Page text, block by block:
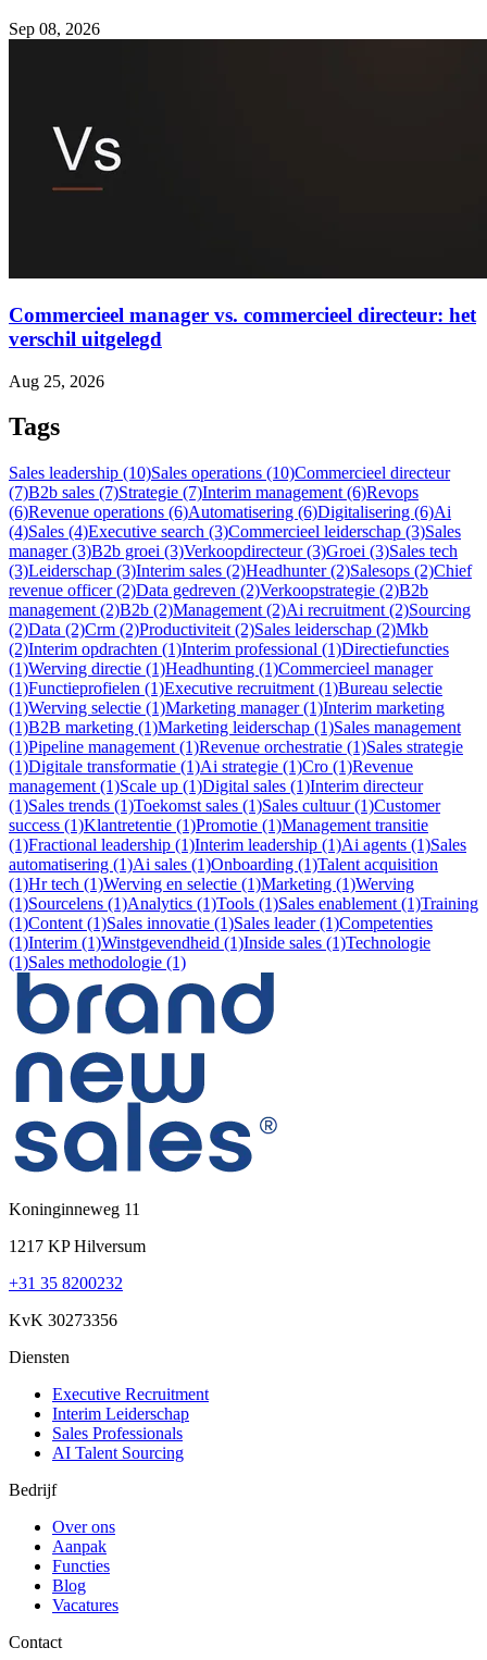
Sep 08, 2026
Commercieel manager vs. commercieel directeur: het
verschil uitgelegd
Aug 25, 2026
Tags
Sales leadership (10)Sales operations (10)Commercieel directeur
(7)B2b sales (7)Strategie (7)Interim management (6)Revops
(6)Revenue operations (6)Automatisering (6)Digitalisering (6)Ai
(4)Sales (4)Executive search (3)Commercieel leiderschap (3)Sales
manager (3)B2b groei (3)Verkoopdirecteur (3)Groei (3)Sales tech
(3)Leiderschap (3)Interim sales (2)Headhunter (2)Salesops (2)Chief
revenue officer (2)Data gedreven (2)Verkoopstrategie (2)B2b
management (2)B2b (2)Management (2)Ai recruitment (2)Sourcing
(2)Data (2)Crm (2)Productiviteit (2)Sales leiderschap (2)Mkb
(2)Interim opdrachten (1)Interim professional (1)Directiefuncties
(1)Werving directie (1)Headhunting (1)Commercieel manager
(1)Functieprofielen (1)Executive recruitment (1)Bureau selectie
(1)Werving selectie (1)Marketing manager (1)Interim marketing
(1)B2B marketing (1)Marketing leiderschap (1)Sales management
(1)Pipeline management (1)Revenue orchestratie (1)Sales strategie
(1)Digitale transformatie (1)Ai strategie (1)Cro (1)Revenue
management (1)Scale up (1)Digital sales (1)Interim directeur
(1)Sales trends (1)Toekomst sales (1)Sales cultuur (1)Customer
success (1)Klantretentie (1)Promotie (1)Management transitie
(1)Fractional leadership (1)Interim leadership (1)Ai agents (1)Sales
automatisering (1)Ai sales (1)Onboarding (1)Talent acquisition
(1)Hr tech (1)Werving en selectie (1)Marketing (1)Werving
(1)Sourcelens (1)Analytics (1)Tools (1)Sales enablement (1)Training
(1)Content (1)Sales innovatie (1)Sales leader (1)Competenties
(1)Interim (1)Winstgevendheid (1)Inside sales (1)Technologie
(1)Sales methodologie (1)
Koninginneweg 11
1217 KP Hilversum
+31 35 8200232
KvK 30273356
Diensten
Executive Recruitment
Interim Leiderschap
Sales Professionals
AI Talent Sourcing
Bedrijf
Over ons
Aanpak
Functies
Blog
Vacatures
Contact